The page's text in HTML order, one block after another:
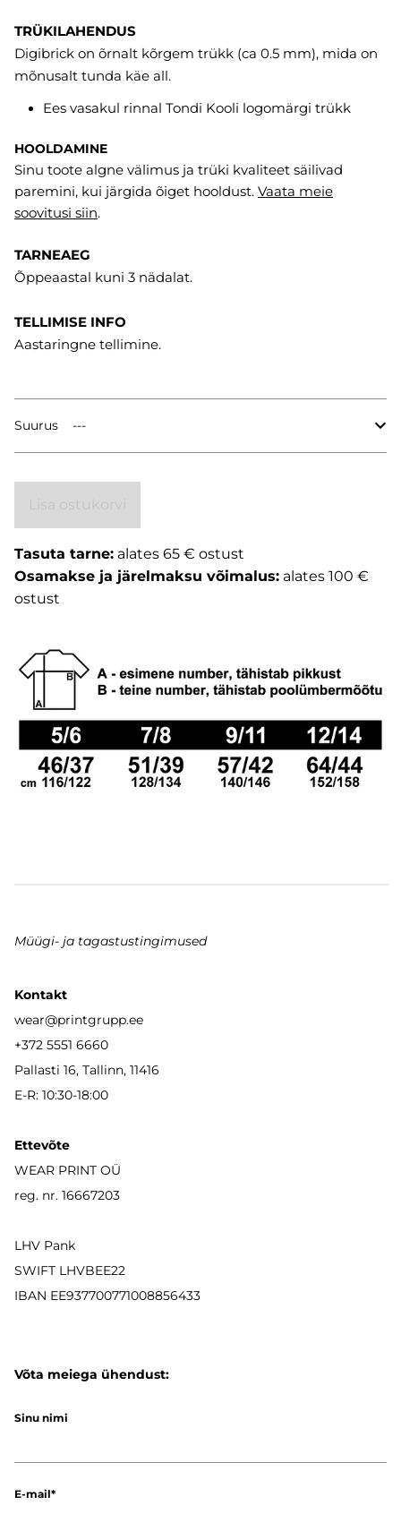
TRÜKILAHENDUS
Digibrick on õrnalt kõrgem trükk (ca 0.5 mm), mida on
mõnusalt tunda käe all.
Ees vasakul rinnal Tondi Kooli logomärgi trükk
HOOLDAMINE
Sinu toote algne välimus ja trüki kvaliteet säilivad
paremini, kui järgida õiget hooldust. Vaata meie
soovitusi siin.
TARNEAEG
Õppeaastal kuni 3 nädalat.
TELLIMISE INFO
Aastaringne tellimine.
Suurus
Tasuta tarne: alates 65 € ostust
Osamakse ja järelmaksu võimalus: alates 100 €
ostust
Müügi- ja tagastustingimused
Kontakt
wear@printgrupp.ee
+372 5551 6660
Pallasti 16, Tallinn, 11416
E-R: 10:30-18:00
Ettevõte
WEAR PRINT OÜ
reg. nr. 16667203
LHV Pank
SWIFT LHVBEE22
IBAN EE937700771008856433
Võta meiega ühendust:
Sinu nimi
E-mail